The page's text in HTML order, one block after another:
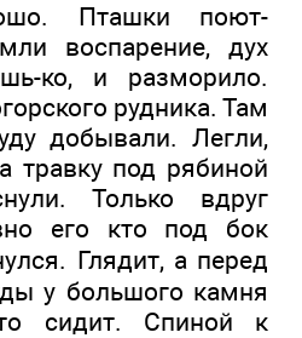
Пташки поют-
воспарение, дух
ко, и разморило.
рудника. Там
добывали. Легли,
травку под рябиной
Только вдруг
его кто под бок
Глядит, а перед
у большого камня
сидит. Спиной к